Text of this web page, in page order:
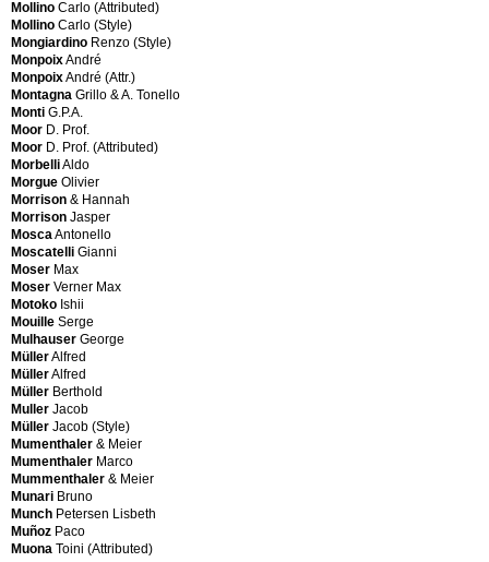
F
Fabbri
Agenone
Fabbri
Agenore
Fantin
Casey
Fantoni
Marcello
Faram
Farner
&
Grunder
Fasolis
Anna
Fassari
Bruno
Fassina
Giancarlo
Ferdinand
Gangkofner
Aloys
Ferrabini
Giovanni
Ferrari
Leonardo
Ferrero
Cesare
Ferri
Finzi
High
Society
Hille
HOB
Holm
Sørensen
&
Co.
Holmegaard
Home
Home
Torino
Horgen
Glarus
Horgenglarus
Hornslet
denmark
HR
Hugo
Kohler
I
Ibis
ICF
ICF
/
Licensed
by
Herman
Mollino Carlo (Attributed)
Mollino Carlo (Style)
Mongiardino Renzo (Style)
MonpoixAndré
MonpoixAndré (Attr.)
Montagna Grillo & A. Tonello
Monti G.P.A.
Moor D. Prof.
Moor D. Prof. (Attributed)
MorbelliAldo
Morgue Olivier
Morrison & Hannah
Morrison Jasper
Mosca Antonello
Moscatelli Gianni
Moser Max
Moser Verner Max
Motoko Ishii
Mouille Serge
Mulhauser George
MüllerAlfred
MüllerAlfred
Müller Berthold
Muller Jacob
Müller Jacob (Style)
Mumenthaler & Meier
Mumenthaler Marco
Mummenthaler & Meier
Munari Bruno
Munch Petersen Lisbeth
Muñoz Paco
Muona Toini (Attributed)